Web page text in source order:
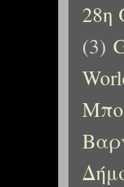
28η
(3)